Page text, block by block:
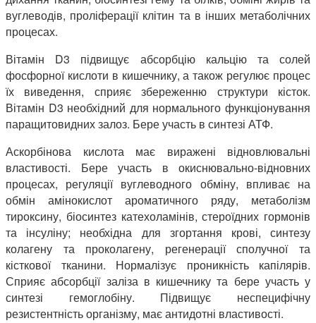
вуглеводів, проліферації клітин та в інших метаболічних
процесах.
Вітамін D3 підвищує абсорбцію кальцію та солей
фосфорної кислоти в кишечнику, а також регулює процес
їх виведення, сприяє збереженню структури кісток.
Вітамін D3 необхідний для нормального функціонування
паращитовидних залоз. Бере участь в синтезі АТФ.
Аскорбінова кислота має виражені відновлювальні
властивості. Бере участь в окиснювально-відновних
процесах, регуляції вуглеводного обміну, впливає на
обмін амінокислот ароматичного ряду, метаболізм
тироксину, біосинтез катехоламінів, стероїдних гормонів
та інсуліну; необхідна для згортання крові, синтезу
колагену та проколагену, регенерації сполучної та
кісткової тканини. Нормалізує проникність капілярів.
Сприяє абсорбції заліза в кишечнику та бере участь у
синтезі гемоглобіну. Підвищує неспецифічну
резистентність організму, має антидотні властивості.